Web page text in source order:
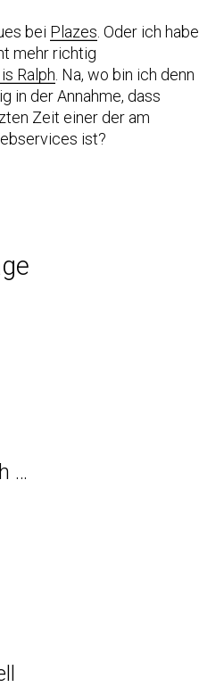
bei Plazes . Oder ich habe
mehr richtig
Ralph . Na, wo bin ich denn
in der Annahme, dass
Zeit einer der am
ist?
…